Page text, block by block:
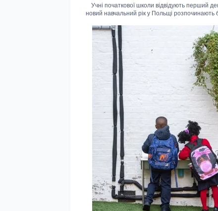
Учні початкової школи відвідують перший
новий навчальний рік у Польщі розпочинають